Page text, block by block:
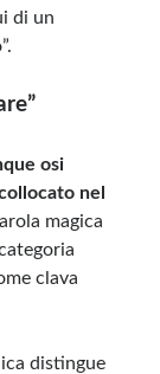
di un
osi
nel
magica
clava
distingue